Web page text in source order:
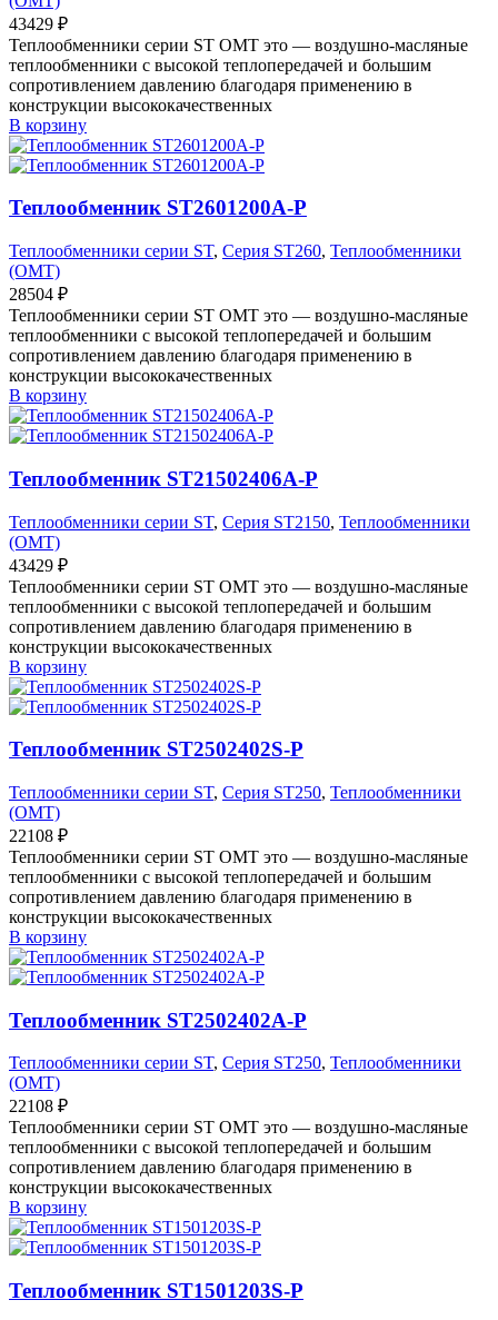
43429 ₽
Теплообменники серии ST OMT это — воздушно-масляные
теплообменники с высокой теплопередачей и большим
сопротивлением давлению благодаря применению в
конструкции высококачественных
В корзину
Теплообменник ST2601200A-P
Теплообменники серии ST, Серия ST260, Теплообменники
(OMT)
28504 ₽
Теплообменники серии ST OMT это — воздушно-масляные
теплообменники с высокой теплопередачей и большим
сопротивлением давлению благодаря применению в
конструкции высококачественных
В корзину
Теплообменник ST21502406A-P
Теплообменники серии ST, Серия ST2150, Теплообменники
(OMT)
43429 ₽
Теплообменники серии ST OMT это — воздушно-масляные
теплообменники с высокой теплопередачей и большим
сопротивлением давлению благодаря применению в
конструкции высококачественных
В корзину
Теплообменник ST2502402S-P
Теплообменники серии ST, Серия ST250, Теплообменники
(OMT)
22108 ₽
Теплообменники серии ST OMT это — воздушно-масляные
теплообменники с высокой теплопередачей и большим
сопротивлением давлению благодаря применению в
конструкции высококачественных
В корзину
Теплообменник ST2502402A-P
Теплообменники серии ST, Серия ST250, Теплообменники
(OMT)
22108 ₽
Теплообменники серии ST OMT это — воздушно-масляные
теплообменники с высокой теплопередачей и большим
сопротивлением давлению благодаря применению в
конструкции высококачественных
В корзину
Теплообменник ST1501203S-P